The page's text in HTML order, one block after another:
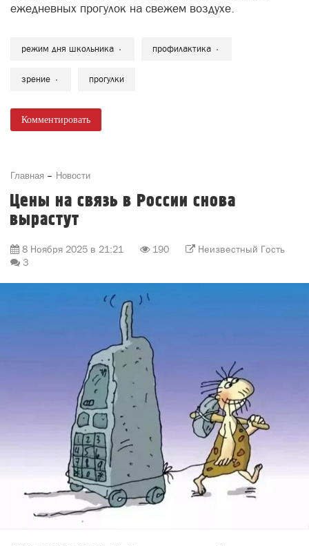
ежедневных прогулок на свежем воздухе.
режим дня школьника профилактика
зрение прогулки
Комментировать
Главная Новости
Цены на связь в России снова
вырастут
8 Ноября 2025 в 21:21 190
Неизвестный Гость
3